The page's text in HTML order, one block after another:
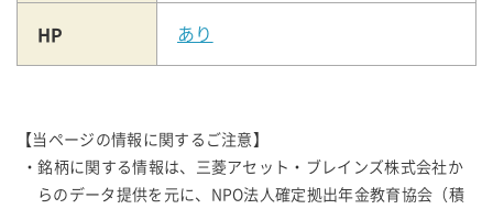
HP あり
【当ページの情報に関するご注意】
・銘柄に関する情報は、三菱アセット・ブレインズ株式会社か
らのデータ提供を元に、NPO法人確定拠出年金教育協会（積